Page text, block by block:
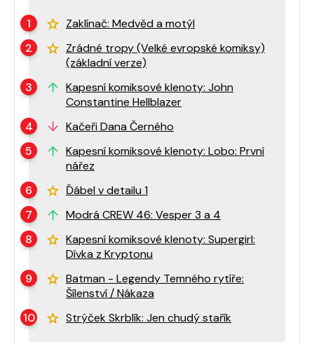
Zaklínač: Medvěd a motýl
Zrádné tropy (Velké evropské komiksy)
(základní verze)
Kapesní komiksové klenoty: John
Constantine Hellblazer
Kačeři Dana Černého
Kapesní komiksové klenoty: Lobo: První
nářez
Ďábel v detailu 1
Modrá CREW 46: Vesper 3 a 4
Kapesní komiksové klenoty: Supergirl:
Dívka z Kryptonu
Batman - Legendy Temného rytíře:
Šílenství / Nákaza
Strýček Skrblík: Jen chudý stařík